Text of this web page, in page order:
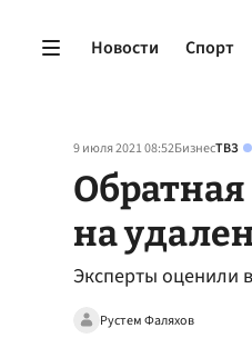
Новости Спорт
9 июля 2021 08:52БизнесТВЗ
на
Эксперты оценили
Рустем Фаляхов